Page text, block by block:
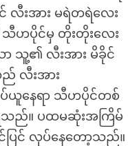
းအား မရဲတရဲလေး
ဟပိုင်မှ တိုးတိုးလေး
သူ့၏ လီးအား မိခိုင်
လီးအား
ပ်ယူနေရာ သီဟပိုင်တစ်
သည်။ ပထမဆုံးအကြိမ်
ပြင် လုပ်နေတော့သည်။